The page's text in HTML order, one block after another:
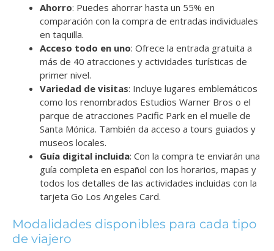
Ahorro: Puedes ahorrar hasta un 55% en
comparación con la compra de entradas individuales
en taquilla.
Acceso todo en uno: Ofrece la entrada gratuita a
más de 40 atracciones y actividades turísticas de
primer nivel.
Variedad de visitas: Incluye lugares emblemáticos
como los renombrados Estudios Warner Bros o el
parque de atracciones Pacific Park en el muelle de
Santa Mónica. También da acceso a tours guiados y
museos locales.
Guía digital incluida: Con la compra te enviarán una
guía completa en español con los horarios, mapas y
todos los detalles de las actividades incluidas con la
tarjeta Go Los Angeles Card.
Modalidades disponibles para cada tipo
de viajero